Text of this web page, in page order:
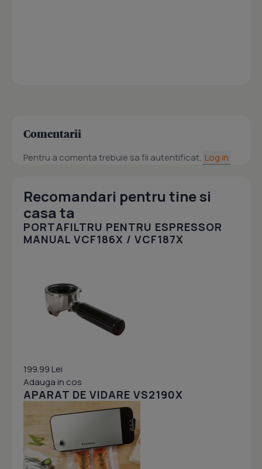
Comentarii
Pentru a comenta trebuie sa fii autentificat. Log in
Recomandari pentru tine si
casa ta
PORTAFILTRU PENTRU ESPRESSOR
MANUAL VCF186X / VCF187X
199.99 Lei
Adauga in cos
APARAT DE VIDARE VS2190X